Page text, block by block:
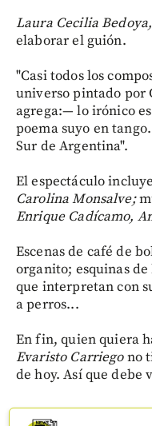
Laura Cecilia Bedoya,
elaborar el guión.
"Casi todos los
universo pintado por
agrega:— lo irónico
poema suyo en
Sur de Argentina".
El espectáculo
Carolina Monsalve;
Enrique Cadícamo,
Escenas de café de
organito; esquinas
que interpretan con
a perros...
En fin, quien quiera
Evaristo Carriegono
de hoy. Así que debe